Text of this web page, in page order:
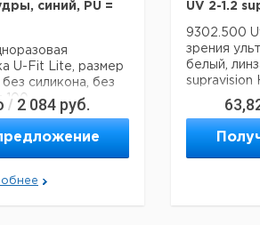
синий, PU =
U-Fit Lite, размер
силикона, без
100
/ 2 084 руб.
UV 2-1.2
9302.500
зрения
белый,
supravision